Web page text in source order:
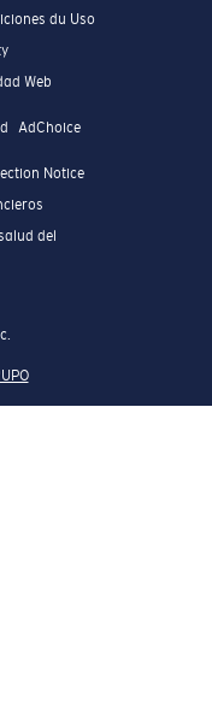
du Uso
Web
AdChoice
Notice
del